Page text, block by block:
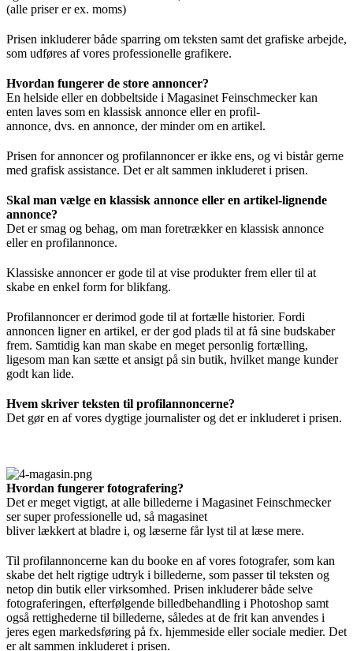
(alle priser er ex. moms)
Prisen inkluderer både sparring om teksten samt det grafiske arbejde,
som udføres af vores professionelle grafikere.
Hvordan fungerer de store annoncer?
En helside eller en dobbeltside i Magasinet Feinschmecker kan
enten laves som en klassisk annonce eller en profil-
annonce, dvs. en annonce, der minder om en artikel.
Prisen for annoncer og profilannoncer er ikke ens, og vi bistår gerne
med grafisk assistance. Det er alt sammen inkluderet i prisen.
Skal man vælge en klassisk annonce eller en artikel-lignende
annonce?
Det er smag og behag, om man foretrækker en klassisk annonce
eller en profilannonce.
Klassiske annoncer er gode til at vise produkter frem eller til at
skabe en enkel form for blikfang.
Profilannoncer er derimod gode til at fortælle historier. Fordi
annoncen ligner en artikel, er der god plads til at få sine budskaber
frem. Samtidig kan man skabe en meget personlig fortælling,
ligesom man kan sætte et ansigt på sin butik, hvilket mange kunder
godt kan lide.
Hvem skriver teksten til profilannoncerne?
Det gør en af vores dygtige journalister og det er inkluderet i prisen.
Hvordan fungerer fotografering?
Det er meget vigtigt, at alle billederne i Magasinet Feinschmecker
ser super professionelle ud, så magasinet
bliver lækkert at bladre i, og læserne får lyst til at læse mere.
Til profilannoncerne kan du booke en af vores fotografer, som kan
skabe det helt rigtige udtryk i billederne, som passer til teksten og
netop din butik eller virksomhed. Prisen inkluderer både selve
fotograferingen, efterfølgende billedbehandling i Photoshop samt
også rettighederne til billederne, således at de frit kan anvendes i
jeres egen markedsføring på fx. hjemmeside eller sociale medier. Det
er alt sammen inkluderet i prisen.